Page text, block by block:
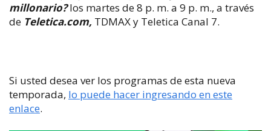
millonario? los martes de 8 p. m. a 9 p. m., a través
de Teletica.com, TDMAX y Teletica Canal 7.
Si usted desea ver los programas de esta nueva
temporada, lo puede hacer ingresando en este
enlace.